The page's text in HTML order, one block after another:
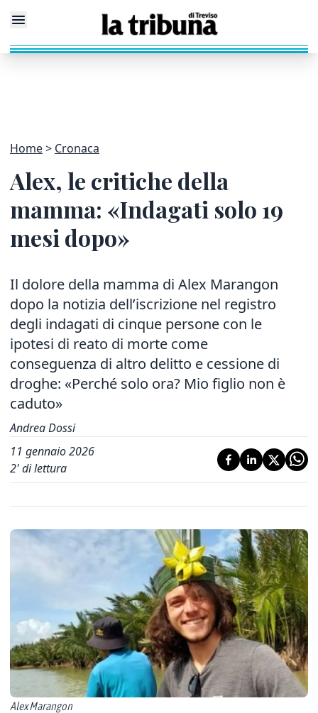
Home Cronaca
Alex, le critiche della
mamma: «Indagati solo 19
mesi dopo»
Il dolore della mamma di Alex Marangon
dopo la notizia dell’iscrizione nel registro
degli indagati di cinque persone con le
ipotesi di reato di morte come
conseguenza di altro delitto e cessione di
droghe: «Perché solo ora? Mio figlio non è
caduto»
Andrea Dossi
11 gennaio 2026
2' di lettura
Alex Marangon